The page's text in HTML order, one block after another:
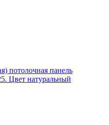
потолочная панель
Цвет натуральный